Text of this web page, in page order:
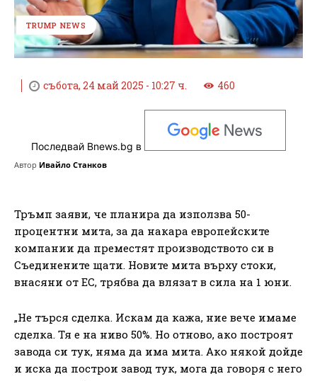
TRUMP NEWS
събота, 24 май 2025 - 10:27 ч. 460
Последвай Bnews.bg в
Автор Ивайло Станков
Тръмп заяви, че планира да използва 50-
процентни мита, за да накара европейските
компании да преместят производството си в
Съединените щати. Новите мита върху стоки,
внасяни от ЕС, трябва да влязат в сила на 1 юни.
„Не търся сделка. Искам да кажа, ние вече имаме
сделка. Тя е на ниво 50%. Но отново, ако построят
завода си тук, няма да има мита. Ако някой дойде
и иска да построи завод тук, мога да говоря с него